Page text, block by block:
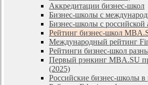
Аккредитации бизнес-школ
Бизнес-школы с
Бизнес-школы с российской
Рейтинг бизнес-школ
Международный рейтинг
Рейтинги бизнес-школ
Первый рэнкинг MBA.SU
(2025)
Российские бизнес-школы в